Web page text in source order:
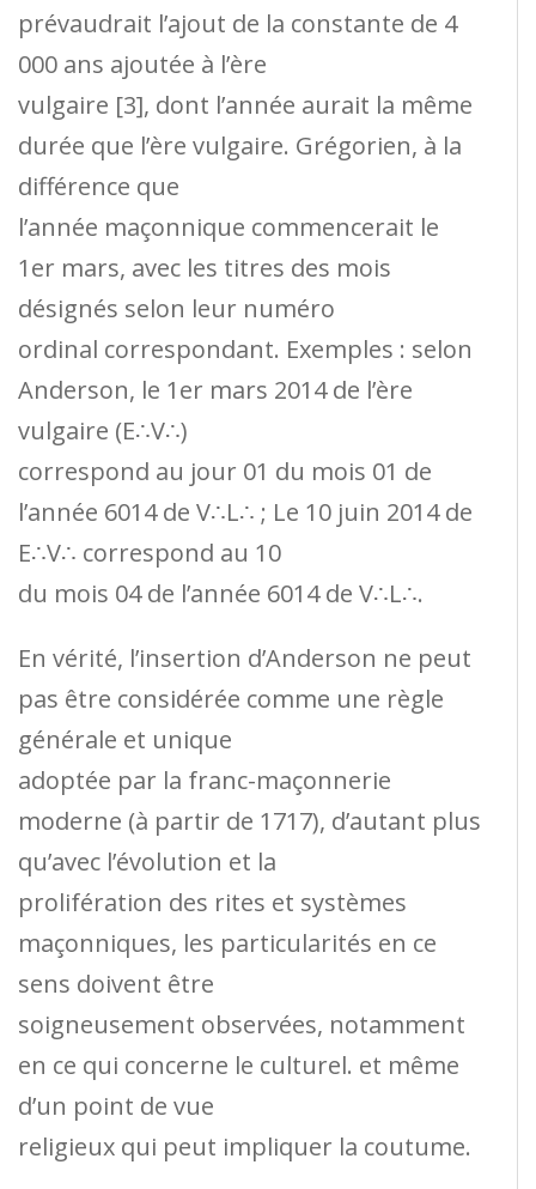
prévaudrait l’ajout de la constante de 4
000 ans ajoutée à l’ère
vulgaire [3], dont l’année aurait la même
durée que l’ère vulgaire. Grégorien, à la
différence que
l’année maçonnique commencerait le
1er mars, avec les titres des mois
désignés selon leur numéro
ordinal correspondant. Exemples : selon
Anderson, le 1er mars 2014 de l’ère
vulgaire (E∴V∴)
correspond au jour 01 du mois 01 de
l’année 6014 de V∴L∴ ; Le 10 juin 2014 de
E∴V∴ correspond au 10
du mois 04 de l’année 6014 de V∴L∴.
En vérité, l’insertion d’Anderson ne peut
pas être considérée comme une règle
générale et unique
adoptée par la franc-maçonnerie
moderne (à partir de 1717), d’autant plus
qu’avec l’évolution et la
prolifération des rites et systèmes
maçonniques, les particularités en ce
sens doivent être
soigneusement observées, notamment
en ce qui concerne le culturel. et même
d’un point de vue
religieux qui peut impliquer la coutume.